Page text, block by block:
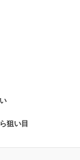
狙い目